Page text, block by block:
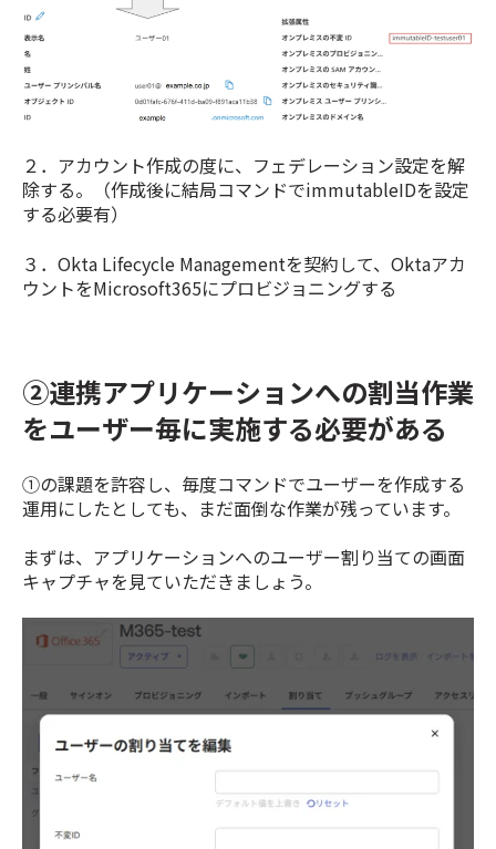
２．アカウント作成の度に、フェデレーション設定を解
除する。（作成後に結局コマンドでimmutableIDを設定
する必要有）
３．Okta Lifecycle Managementを契約して、Oktaアカ
ウントをMicrosoft365にプロビジョニングする
②連携アプリケーションへの割当作業
をユーザー毎に実施する必要がある
①の課題を許容し、毎度コマンドでユーザーを作成する
運用にしたとしても、まだ面倒な作業が残っています。
まずは、アプリケーションへのユーザー割り当ての画面
キャプチャを見ていただきましょう。